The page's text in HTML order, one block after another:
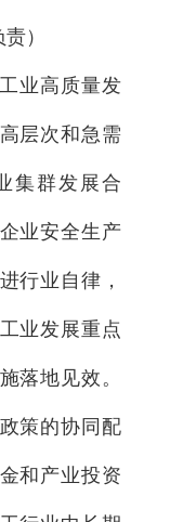
）
业高质量发
层次和急需
集群发展合
业安全生产
行业自律，
业发展重点
落地见效。
策的协同配
和产业投资